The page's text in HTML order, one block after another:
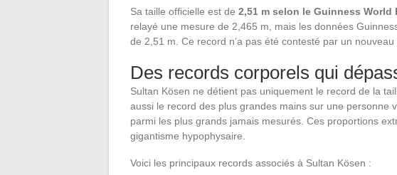
Sa taille officielle est de 2,51 m selon le Guinness World
relayé une mesure de 2,465 m, mais les données
de 2,51 m. Ce record n’a pas été contesté par un
Des records corporels qui
Sultan Kösen ne détient pas uniquement le record de la
aussi le record des plus grandes mains sur une personne
parmi les plus grands jamais mesurés. Ces proportions
gigantisme hypophysaire.
Voici les principaux records associés à Sultan Kösen :